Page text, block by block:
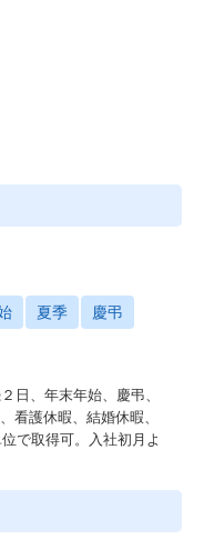
夏季 慶弔
日、年末年始、慶弔、
看護休暇、結婚休暇、
で取得可。入社初月よ